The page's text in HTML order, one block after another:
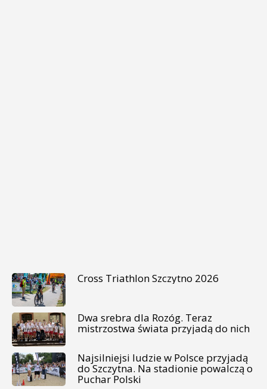
Cross Triathlon Szczytno 2026
Dwa srebra dla Rozóg. Teraz
mistrzostwa świata przyjadą do nich
Najsilniejsi ludzie w Polsce przyjadą
do Szczytna. Na stadionie powalczą o
Puchar Polski